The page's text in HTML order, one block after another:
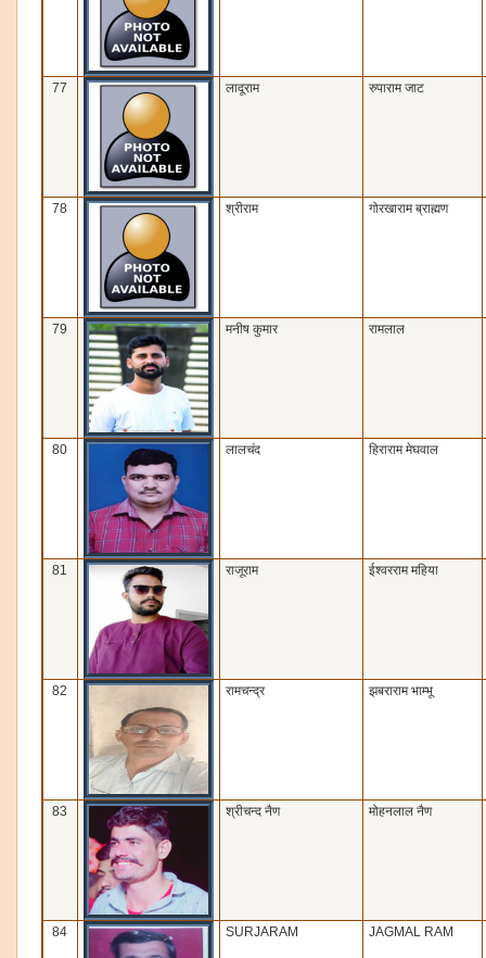
77 लादूराम रुपाराम जाट
78 श्रीराम गोरखाराम ब्राह्मण
79 मनीष कुमार रामलाल
80 लालचंद हिराराम मेघवाल
81 राजूराम ईश्‍वरराम महिया
82 रामचन्‍द्र झबराराम भाम्‍भू
83 श्रीचन्‍द नैण मोहनलाल नैण
84 SURJARAM JAGMAL RAM